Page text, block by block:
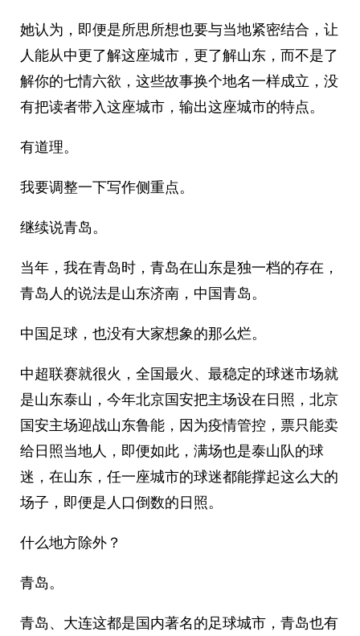
她认为，即便是所思所想也要与当地紧密结合，让
人能从中更了解这座城市，更了解山东，而不是了
解你的七情六欲，这些故事换个地名一样成立，没
有把读者带入这座城市，输出这座城市的特点。
有道理。
我要调整一下写作侧重点。
继续说青岛。
当年，我在青岛时，青岛在山东是独一档的存在，
青岛人的说法是山东济南，中国青岛。
中国足球，也没有大家想象的那么烂。
中超联赛就很火，全国最火、最稳定的球迷市场就
是山东泰山，今年北京国安把主场设在日照，北京
国安主场迎战山东鲁能，因为疫情管控，票只能卖
给日照当地人，即便如此，满场也是泰山队的球
迷，在山东，任一座城市的球迷都能撑起这么大的
场子，即便是人口倒数的日照。
什么地方除外？
青岛。
青岛、大连这都是国内著名的足球城市，青岛也有